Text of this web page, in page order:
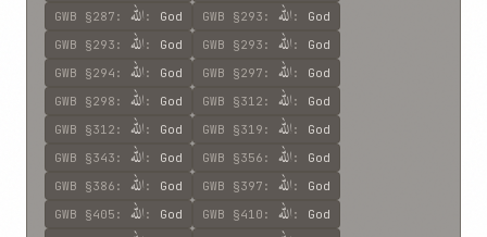
GWB §287 : الله : God GWB §293 : الله : God
GWB §293 : الله : God GWB §293 : الله : God
GWB §294 : الله : God GWB §297 : الله : God
GWB §298 : الله : God GWB §312 : الله : God
GWB §312 : الله : God GWB §319 : الله : God
GWB §343 : الله : God GWB §356 : الله : God
GWB §386 : الله : God GWB §397 : الله : God
GWB §405 : الله : God GWB §410 : الله : God